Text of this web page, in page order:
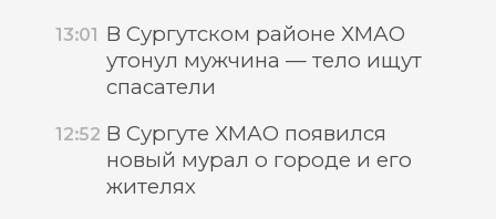
13:01 В Сургутском районе ХМАО
утонул мужчина — тело ищут
спасатели
12:52 В Сургуте ХМАО появился
новый мурал о городе и его
жителях